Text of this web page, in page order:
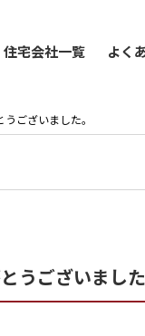
住宅会社一覧 よく
ございました。
うございました